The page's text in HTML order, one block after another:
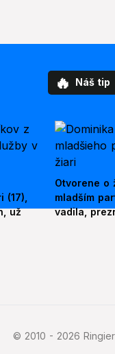
🔥 Náš tip
už
Otvorene o
mladším
vadila,
© 2010 - 2026 Ringier